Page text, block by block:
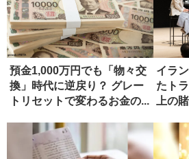
預金1,000万円でも「物々交
換」時代に逆戻り？ グレー
トリセットで変わるお金の...
イラ
たト
上の